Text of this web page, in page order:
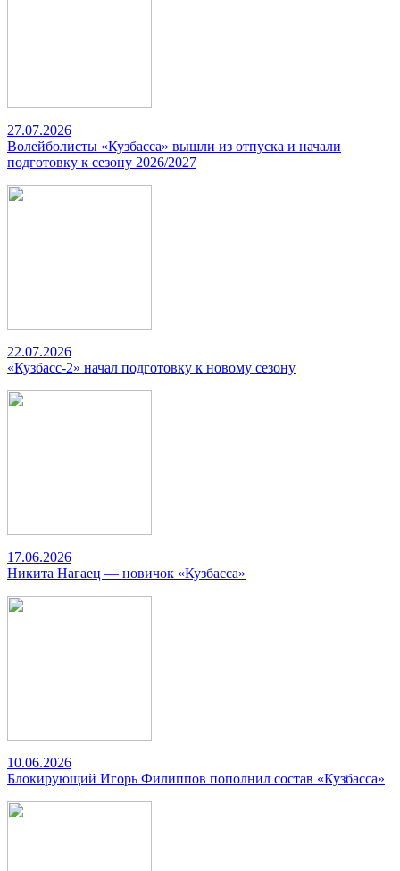
27.07.2026
Волейболисты «Кузбасса» вышли из отпуска и начали
подготовку к сезону 2026/2027
22.07.2026
«Кузбасс-2» начал подготовку к новому сезону
17.06.2026
Никита Нагаец — новичок «Кузбасса»
10.06.2026
Блокирующий Игорь Филиппов пополнил состав «Кузбасса»